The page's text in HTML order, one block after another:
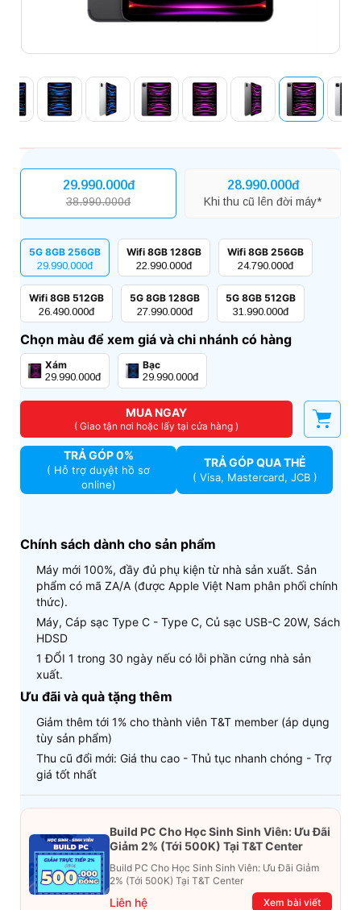
29.990.000đ
38.990.000đ
28.990.000đ
Khi thu cũ lên đời máy*
5G 8GB 256GB
29.990.000đ
Wifi 8GB 128GB
22.990.000đ
Wifi 8GB 256GB
24.790.000đ
Wifi 8GB 512GB
26.490.000đ
5G 8GB 128GB
27.990.000đ
5G 8GB 512GB
31.990.000đ
Chọn màu để xem giá và chi nhánh có hàng
Xám
29.990.000đ
Bạc
29.990.000đ
MUA NGAY
( Giao tận nơi hoặc lấy tại cửa hàng )
TRẢ GÓP 0%
( Hỗ trợ duyệt hồ sơ
online)
TRẢ GÓP QUA THẺ
( Visa, Mastercard, JCB )
Chính sách dành cho sản phẩm
Máy mới 100%, đầy đủ phụ kiện từ nhà sản xuất. Sản
phẩm có mã ZA/A (được Apple Việt Nam phân phối chính
thức).
Máy, Cáp sạc Type C - Type C, Củ sạc USB-C 20W, Sách
HDSD
1 ĐỔI 1 trong 30 ngày nếu có lỗi phần cứng nhà sản
xuất.
Ưu đãi và quà tặng thêm
Giảm thêm tới 1% cho thành viên T&T member (áp dụng
tùy sản phẩm)
Thu cũ đổi mới: Giá thu cao - Thủ tục nhanh chóng - Trợ
giá tốt nhất
Build PC Cho Học Sinh Sinh Viên: Ưu Đãi
Giảm 2% (Tới 500K) Tại T&T Center
Build PC Cho Học Sinh Sinh Viên: Ưu Đãi Giảm
2% (Tới 500K) Tại T&T Center
Liên hệ Xem bài viết